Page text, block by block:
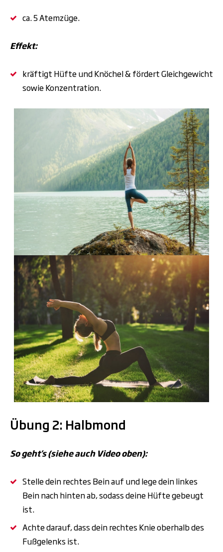
ca. 5 Atemzüge.
Effekt:
kräftigt Hüfte und Knöchel & fördert Gleichgewicht
sowie Konzentration.
Übung 2: Halbmond
So geht’s (siehe auch Video oben):
Stelle dein rechtes Bein auf und lege dein linkes
Bein nach hinten ab, sodass deine Hüfte gebeugt
ist.
Achte darauf, dass dein rechtes Knie oberhalb des
Fußgelenks ist.